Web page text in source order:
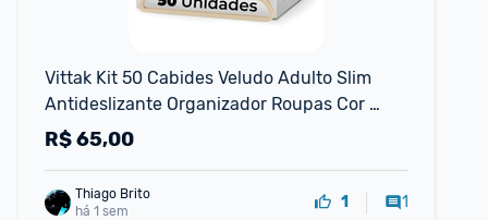
Vittak Kit 50 Cabides Veludo Adulto Slim
Antideslizante Organizador Roupas Cor
Bege
R$65,00
Thiago Brito
há 1 sem
1 1